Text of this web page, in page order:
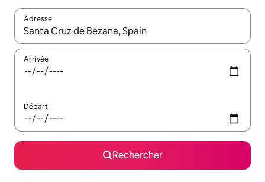
Adresse
Lorsque les résultats s'affichent, utilisez les flèches vers le
Arrivée
Départ
Rechercher